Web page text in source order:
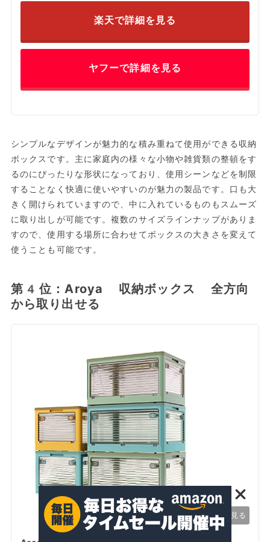
楽天で詳細を見る
ヤフーで詳細を見る
シンプルなデザインが魅力的な積み重ねて使用ができる収納
ボックスです。主に家庭内の様々な小物や雑貨類の整頓をす
るのにぴったりな形状になっており、使用シーンなどを制限
することなく快適に使いやすいのが魅力の製品です。口も大
きく開けられていますので、中に入れているものもスムーズ
に取り出しが可能です。複数のサイズラインナップがありま
すので、使用する場所に合わせてボックスの大きさを変えて
使うことも可能です。
第4位：Aroya 収納ボックス 全方向
から取り出せる
この商品を見る